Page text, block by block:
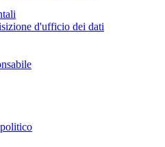
d'ufficio dei dati